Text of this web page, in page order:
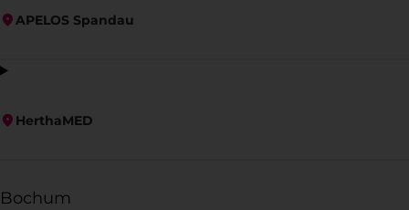
APELOS Spandau
HerthaMED
Bochum